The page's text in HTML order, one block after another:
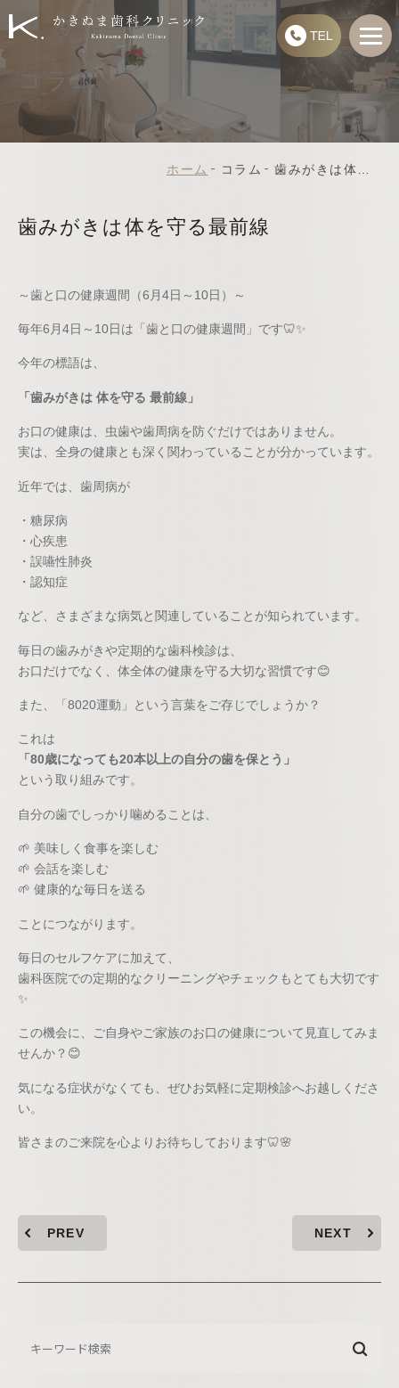
コラム
ホーム コラム 歯みがきは体を守る最前線
歯みがきは体を守る最前線
～歯と口の健康週間（6月4日～10日）～
毎年6月4日～10日は「歯と口の健康週間」です🦷✨
今年の標語は、
「歯みがきは 体を守る 最前線」
お口の健康は、虫歯や歯周病を防ぐだけではありません。
実は、全身の健康とも深く関わっていることが分かっています。
近年では、歯周病が
・糖尿病
・心疾患
・誤嚥性肺炎
・認知症
など、さまざまな病気と関連していることが知られています。
毎日の歯みがきや定期的な歯科検診は、
お口だけでなく、体全体の健康を守る大切な習慣です😊
また、「8020運動」という言葉をご存じでしょうか？
これは
「80歳になっても20本以上の自分の歯を保とう」
という取り組みです。
自分の歯でしっかり噛めることは、
🌱 美味しく食事を楽しむ
🌱 会話を楽しむ
🌱 健康的な毎日を送る
ことにつながります。
毎日のセルフケアに加えて、
歯科医院での定期的なクリーニングやチェックもとても大切です
✨
この機会に、ご自身やご家族のお口の健康について見直してみま
せんか？😊
気になる症状がなくても、ぜひお気軽に定期検診へお越しくださ
い。
皆さまのご来院を心よりお待ちしております🦷🌸
PREV NEXT